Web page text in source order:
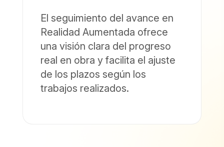
El seguimiento del avance en
Realidad Aumentada ofrece
una visión clara del progreso
real en obra y facilita el ajuste
de los plazos según los
trabajos realizados.